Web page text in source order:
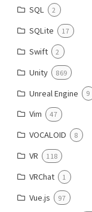
SQL 2
SQLite 17
Swift 2
Unity 869
Unreal Engine 9
Vim 47
VOCALOID 8
VR 118
VRChat 1
Vue.js 97